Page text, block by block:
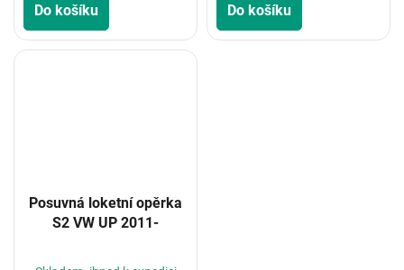
Do košíku Do košíku
Posuvná loketní opěrka
S2 VW UP 2011-